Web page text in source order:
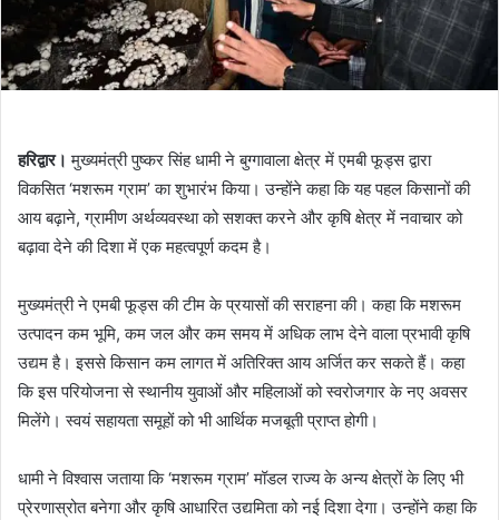
हरिद्वार। मुख्यमंत्री पुष्कर सिंह धामी ने बुग्गावाला क्षेत्र में एमबी फूड्स द्वारा
विकसित ‘मशरूम ग्राम’ का शुभारंभ किया। उन्होंने कहा कि यह पहल किसानों की
आय बढ़ाने, ग्रामीण अर्थव्यवस्था को सशक्त करने और कृषि क्षेत्र में नवाचार को
बढ़ावा देने की दिशा में एक महत्वपूर्ण कदम है।
मुख्यमंत्री ने एमबी फूड्स की टीम के प्रयासों की सराहना की। कहा कि मशरूम
उत्पादन कम भूमि, कम जल और कम समय में अधिक लाभ देने वाला प्रभावी कृषि
उद्यम है। इससे किसान कम लागत में अतिरिक्त आय अर्जित कर सकते हैं। कहा
कि इस परियोजना से स्थानीय युवाओं और महिलाओं को स्वरोजगार के नए अवसर
मिलेंगे। स्वयं सहायता समूहों को भी आर्थिक मजबूती प्राप्त होगी।
धामी ने विश्वास जताया कि ‘मशरूम ग्राम’ मॉडल राज्य के अन्य क्षेत्रों के लिए भी
प्रेरणास्रोत बनेगा और कृषि आधारित उद्यमिता को नई दिशा देगा। उन्होंने कहा कि